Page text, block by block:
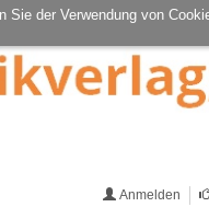
Sie der Verwendung von
Anmelden